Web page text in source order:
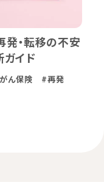
発・転移の不安
ガイド
ん保険
#再発